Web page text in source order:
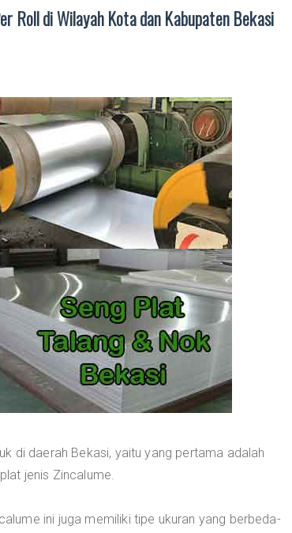
Roll di Wilayah Kota dan Kabupaten Bekasi
di daerah Bekasi, yaitu yang pertama adalah
jenis Zincalume.
ini juga memiliki tipe ukuran yang berbeda-